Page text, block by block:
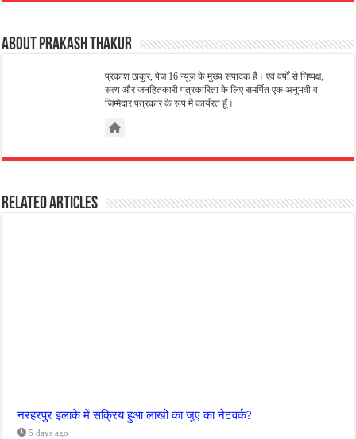
About Prakash Thakur
प्रकाश ठाकुर, पेज 16 न्यूज़ के मुख्य संपादक हैं। एवं वर्षों से निष्पक्ष,
सत्य और जनहितकारी पत्रकारिता के लिए समर्पित एक अनुभवी व
जिम्मेदार पत्रकार के रूप में कार्यरत हूँ।
Related Articles
नरहरपुर इलाके में सक्रिय हुआ लाखों का जुए का नेटवर्क?
5 days ago